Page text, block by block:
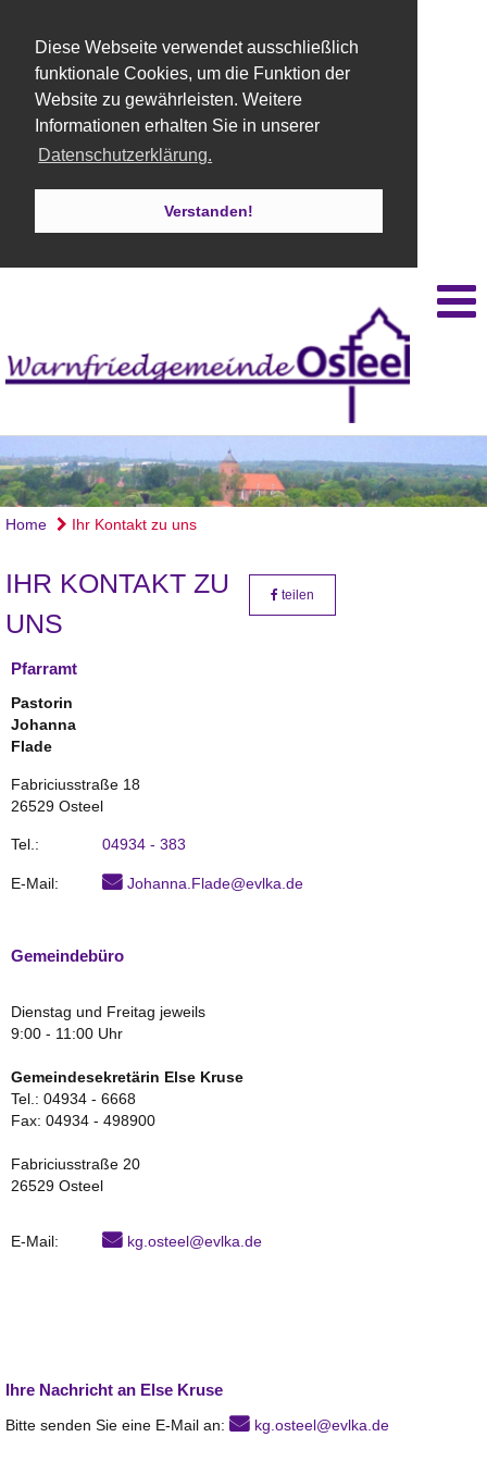
Diese Webseite verwendet ausschließlich
funktionale Cookies, um die Funktion der
Website zu gewährleisten. Weitere
Informationen erhalten Sie in unserer
Datenschutzerklärung.
Verstanden!
Home Ihr Kontakt zu uns
IHR KONTAKT ZU
UNS
teilen
Pfarramt
Pastorin
Johanna
Flade
Fabriciusstraße 18
26529 Osteel
Tel.: 04934 - 383
E-Mail: Johanna.Flade@evlka.de
Gemeindebüro
Dienstag und Freitag jeweils
9:00 - 11:00 Uhr
Gemeindesekretärin Else Kruse
Tel.: 04934 - 6668
Fax: 04934 - 498900
Fabriciusstraße 20
26529 Osteel
E-Mail: kg.osteel@evlka.de
Ihre Nachricht an Else Kruse
Bitte senden Sie eine E-Mail an: kg.osteel@evlka.de